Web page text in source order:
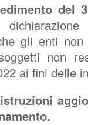
del
gli enti
non
ai fini delle